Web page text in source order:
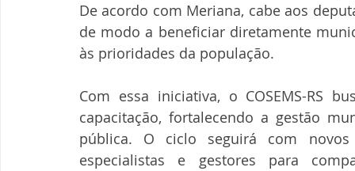
De acordo com Meriana, cabe aos
de modo a beneficiar diretamente
às prioridades da população.
Com essa iniciativa, o COSEMS-RS
capacitação, fortalecendo a gestão
pública. O ciclo seguirá com
especialistas e gestores para